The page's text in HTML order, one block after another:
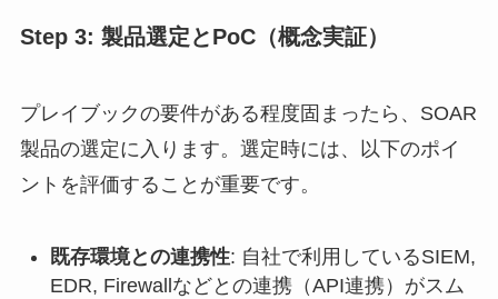
Step 3: 製品選定とPoC（概念実証）
プレイブックの要件がある程度固まったら、SOAR
製品の選定に入ります。選定時には、以下のポイ
ントを評価することが重要です。
既存環境との連携性: 自社で利用しているSIEM,
EDR, Firewallなどとの連携（API連携）がスム